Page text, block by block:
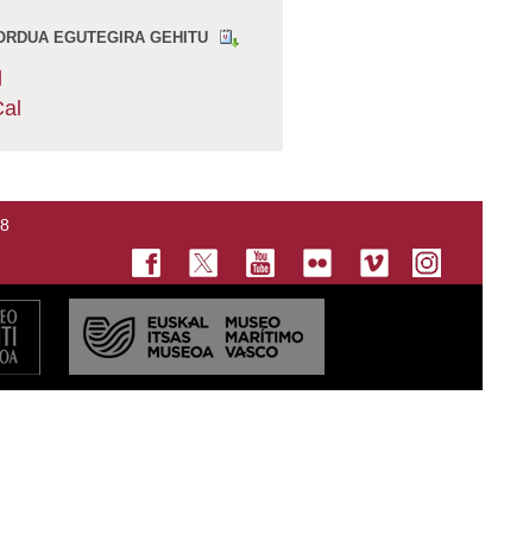
EGUTEGIRA GEHITU